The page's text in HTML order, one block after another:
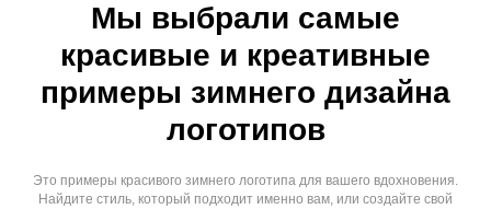
Мы выбрали самые
красивые и креативные
примеры зимнего дизайна
логотипов
Это примеры красивого зимнего логотипа для вашего вдохновения.
Найдите стиль, который подходит именно вам, или создайте свой